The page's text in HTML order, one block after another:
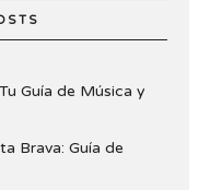
Guía de Música y
Brava: Guía de